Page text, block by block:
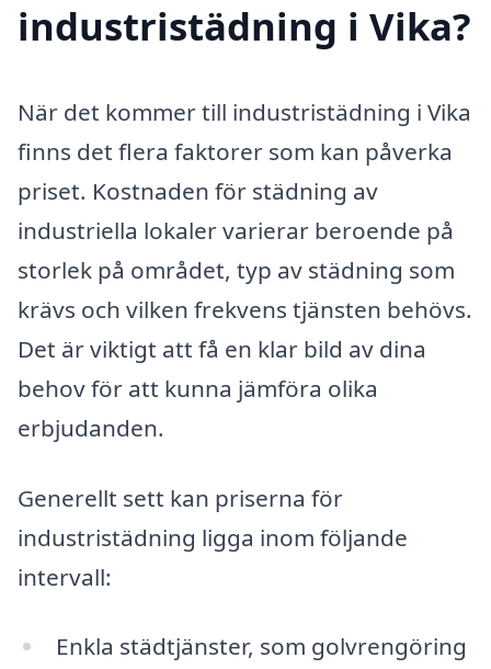
industristädning i Vika?
När det kommer till industristädning i Vika
finns det flera faktorer som kan påverka
priset. Kostnaden för städning av
industriella lokaler varierar beroende på
storlek på området, typ av städning som
krävs och vilken frekvens tjänsten behövs.
Det är viktigt att få en klar bild av dina
behov för att kunna jämföra olika
erbjudanden.
Generellt sett kan priserna för
industristädning ligga inom följande
intervall:
Enkla städtjänster, som golvrengöring